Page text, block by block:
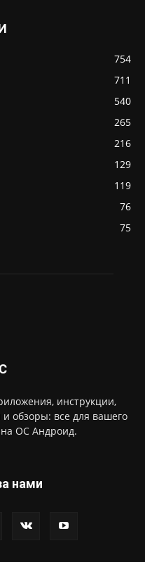
754
711
540
265
216
129
119
76
75
инструкции,
и обзоры: все для вашего
на ОС Андроид.
нами